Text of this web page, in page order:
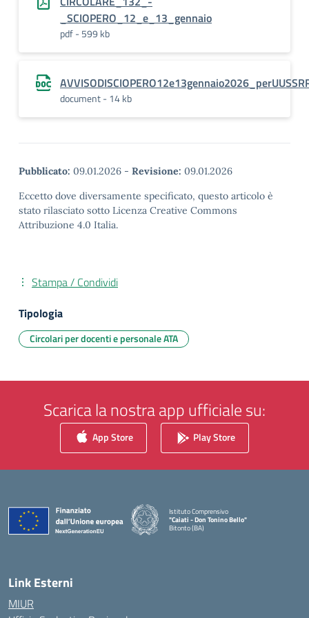
_SCIOPERO_12_e_13_gennaio
pdf - 599 kb
document - 14 kb
Pubblicato: 09.01.2026 - Revisione: 09.01.2026
Eccetto dove diversamente specificato, questo articolo è
stato rilasciato sotto Licenza Creative Commons
Attribuzione 4.0 Italia.
Stampa / Condividi
Tipologia
Circolari per docenti e personale ATA
Scarica la nostra app ufficiale su:
App Store Play Store
Istituto Comprensivo
"Caiati - Don Tonino Bello"
Bitonto (BA)
Link Esterni
MIUR